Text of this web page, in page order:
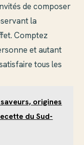
de composer
la
Comptez
et autant
tous les
origines
du Sud-